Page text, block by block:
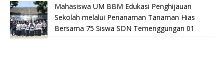
Mahasiswa UM BBM Edukasi Penghijauan
Sekolah melalui Penanaman Tanaman Hias
Bersama 75 Siswa SDN Temenggungan 01